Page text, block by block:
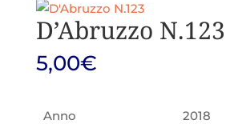
D’Abruzzo N.123
5,00€
Anno 2018